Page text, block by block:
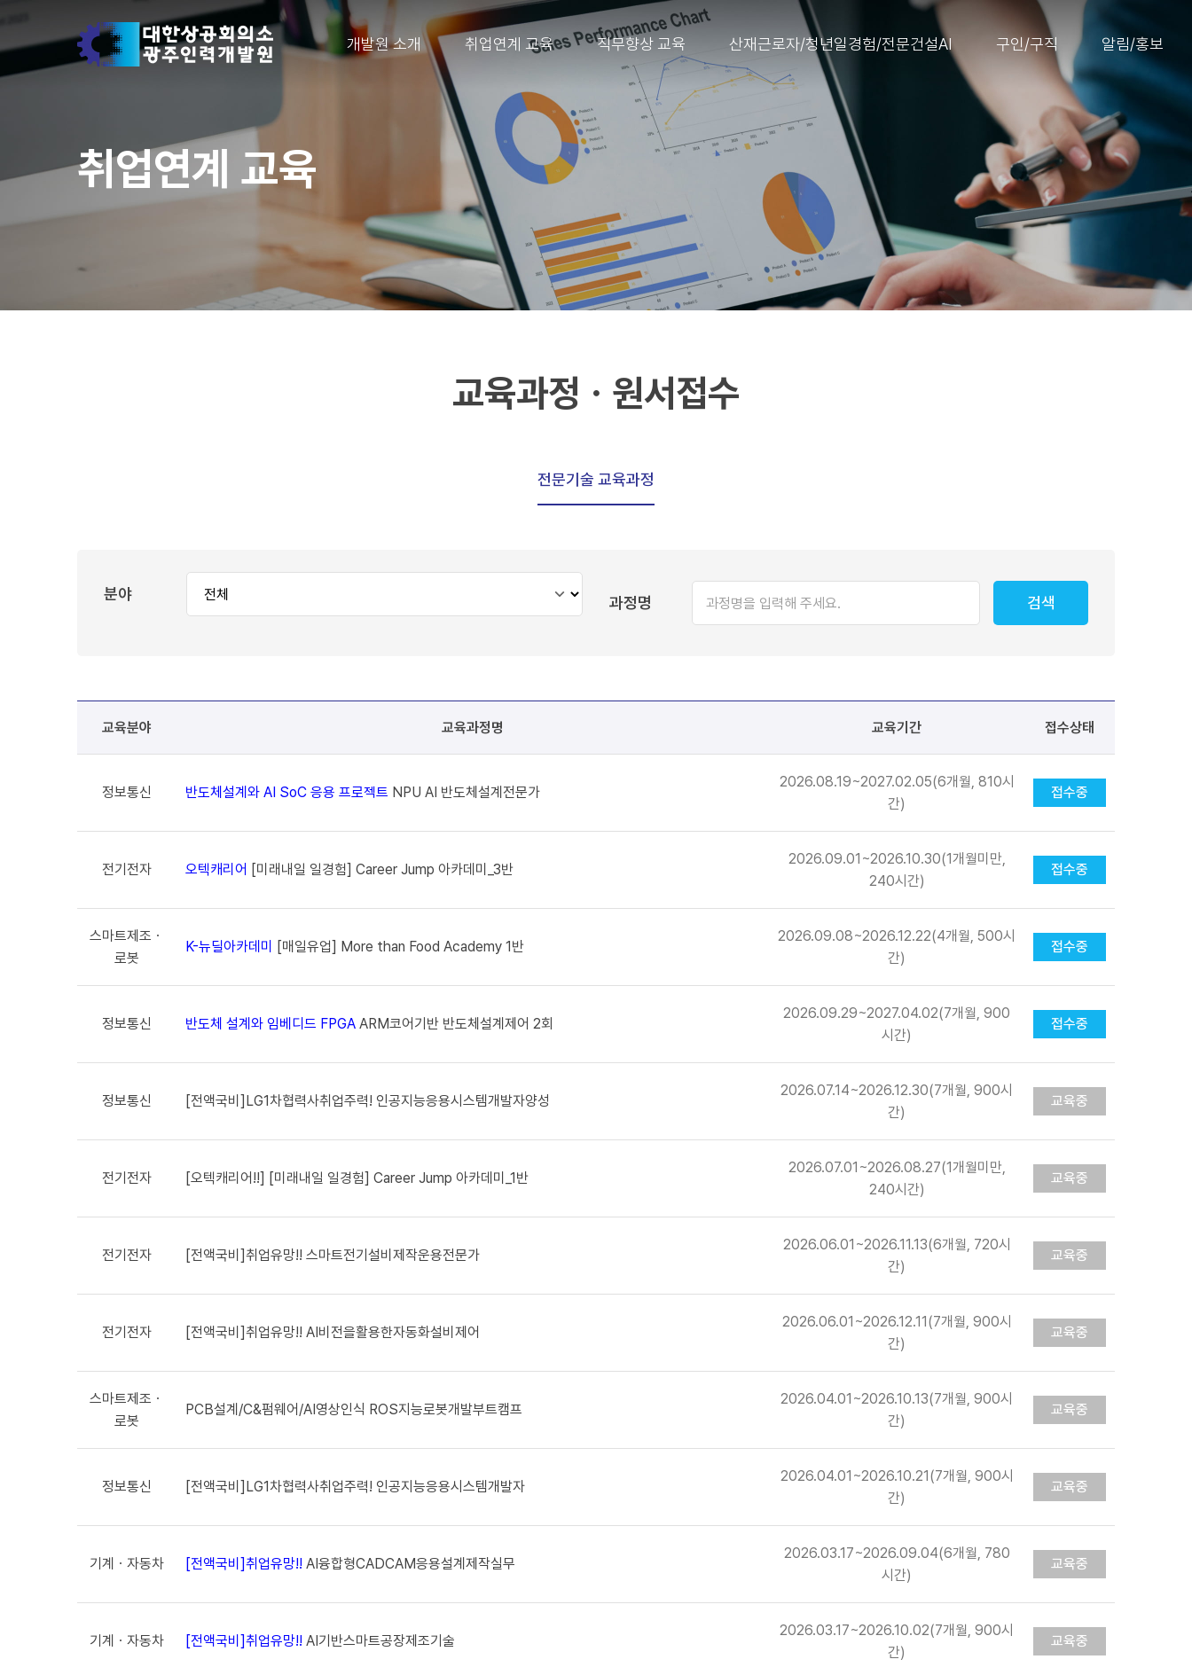
개발원 소개 취업연계 교육 직무향상 교육 산재근로자/청년일경험/전문건설AI 구인/구직 알림/홍보
취업연계 교육
교육과정ㆍ원서접수
전문기술 교육과정
분야 과정명 검색
교육분야 교육과정명 교육기간 접수상태
정보통신 반도체설계와 AI SoC 응용 프로젝트 NPU AI 반도체설계전문가
2026.08.19~2027.02.05(6개월, 810시
간)
접수중
전기전자 오텍캐리어 [미래내일 일경험] Career Jump 아카데미_3반
2026.09.01~2026.10.30(1개월미만,
240시간)
접수중
스마트제조ㆍ
로봇
K-뉴딜아카데미 [매일유업] More than Food Academy 1반
2026.09.08~2026.12.22(4개월, 500시
간)
접수중
정보통신 반도체 설계와 임베디드 FPGA ARM코어기반 반도체설계제어 2회
2026.09.29~2027.04.02(7개월, 900
시간)
접수중
정보통신 [전액국비]LG1차협력사취업주력! 인공지능응용시스템개발자양성
2026.07.14~2026.12.30(7개월, 900시
간)
교육중
전기전자 [오텍캐리어!!] [미래내일 일경험] Career Jump 아카데미_1반
2026.07.01~2026.08.27(1개월미만,
240시간)
교육중
전기전자 [전액국비]취업유망!! 스마트전기설비제작운용전문가
2026.06.01~2026.11.13(6개월, 720시
간)
교육중
전기전자 [전액국비]취업유망!! AI비전을활용한자동화설비제어
2026.06.01~2026.12.11(7개월, 900시
간)
교육중
스마트제조ㆍ
로봇
PCB설계/C&펌웨어/AI영상인식 ROS지능로봇개발부트캠프
2026.04.01~2026.10.13(7개월, 900시
간)
교육중
정보통신 [전액국비]LG1차협력사취업주력! 인공지능응용시스템개발자
2026.04.01~2026.10.21(7개월, 900시
간)
교육중
기계ㆍ자동차 [전액국비]취업유망!! AI융합형CADCAM응용설계제작실무
2026.03.17~2026.09.04(6개월, 780
시간)
교육중
기계ㆍ자동차 [전액국비]취업유망!! AI기반스마트공장제조기술
2026.03.17~2026.10.02(7개월, 900시
간)
교육중